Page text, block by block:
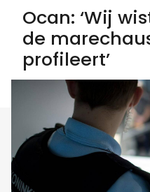
Ocan: ‘Wij
de
profileert’